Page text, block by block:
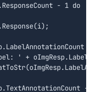
- 1 do
-
' +
-